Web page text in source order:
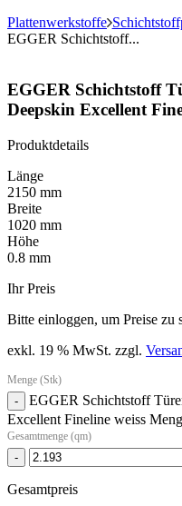
Plattenwerkstoffe
EGGER Schichtstoff...
EGGER Schichtstoff
Deepskin Excellent
Produktdetails
Länge
2150 mm
Breite
1020 mm
Höhe
0.8 mm
Ihr Preis
Bitte einloggen, um Preise zu
exkl. 19 % MwSt. zzgl.
Menge (Stk)
-
EGGER Schichtstoff
Excellent Fineline weiss
Gesamtmenge (qm)
-
Gesamtpreis